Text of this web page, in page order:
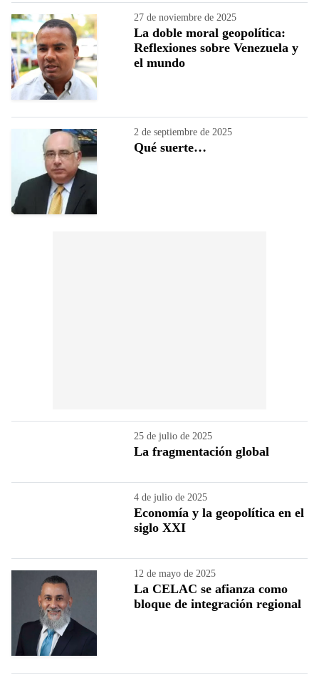
27 de noviembre de 2025
La doble moral geopolítica:
Reflexiones sobre Venezuela y
el mundo
2 de septiembre de 2025
Qué suerte…
25 de julio de 2025
La fragmentación global
4 de julio de 2025
Economía y la geopolítica en el
siglo XXI
12 de mayo de 2025
La CELAC se afianza como
bloque de integración regional